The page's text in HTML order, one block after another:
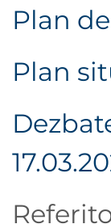
Plan
Plan